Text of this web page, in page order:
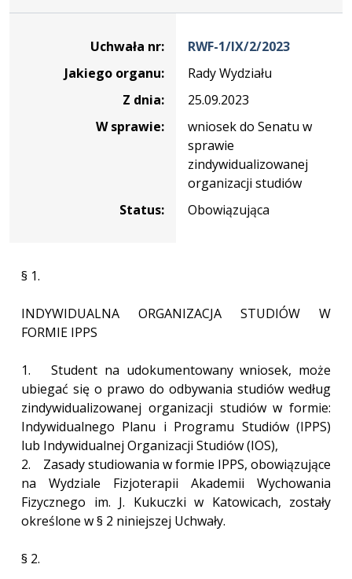
Uchwała nr:
RWF-1/IX/2/2023
Jakiego organu:
Rady Wydziału
Z dnia:
25.09.2023
W sprawie:
wniosek do Senatu w
sprawie
zindywidualizowanej
organizacji studiów
Status:
Obowiązująca
§ 1.
INDYWIDUALNA ORGANIZACJA STUDIÓW W
FORMIE IPPS
1. Student na udokumentowany wniosek, może
ubiegać się o prawo do odbywania studiów według
zindywidualizowanej organizacji studiów w formie:
Indywidualnego Planu i Programu Studiów (IPPS)
lub Indywidualnej Organizacji Studiów (IOS),
2. Zasady studiowania w formie IPPS, obowiązujące
na Wydziale Fizjoterapii Akademii Wychowania
Fizycznego im. J. Kukuczki w Katowicach, zostały
określone w § 2 niniejszej Uchwały.
§ 2.